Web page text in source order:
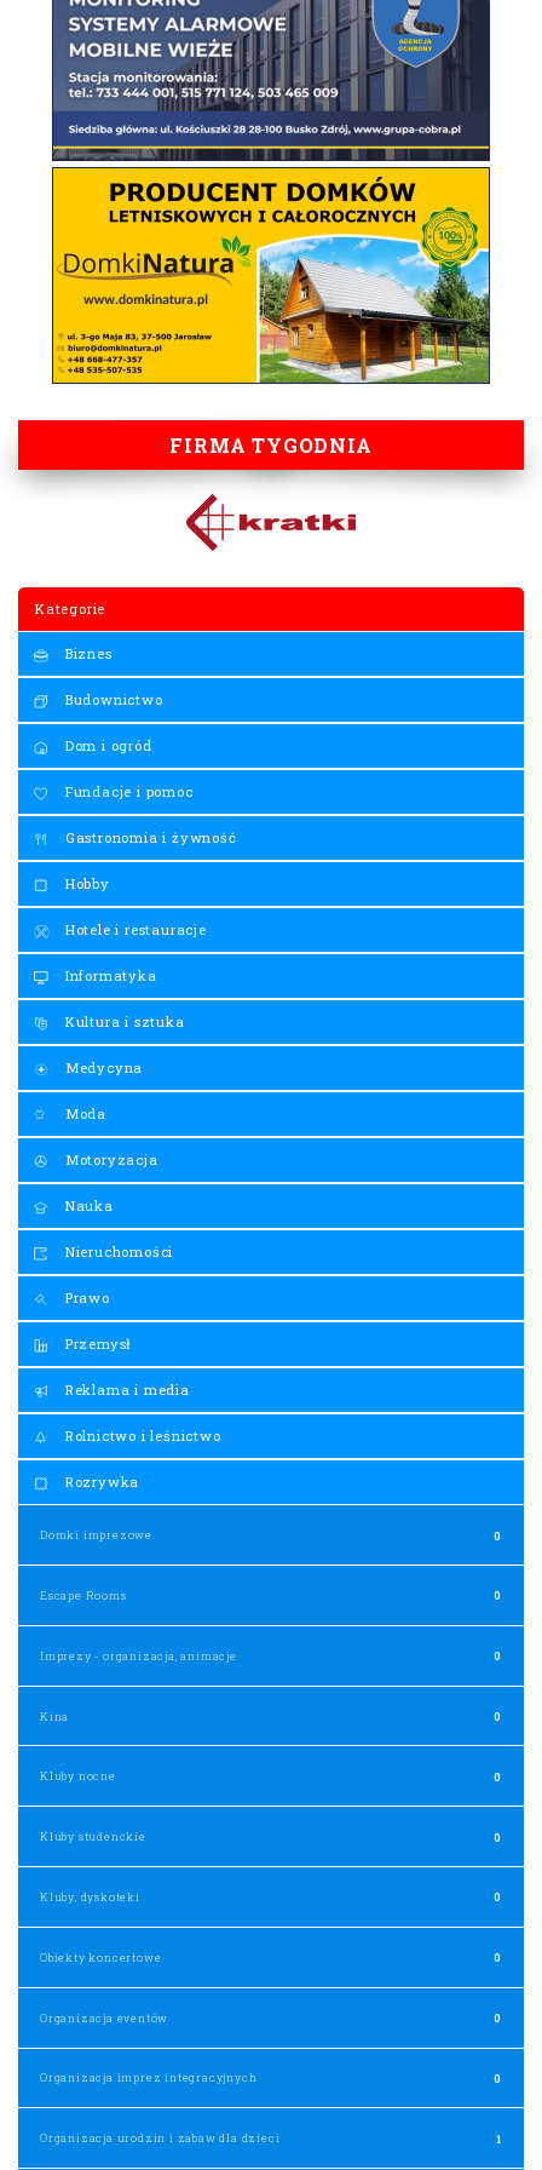
FIRMA TYGODNIA
Kategorie
Biznes
Budownictwo
Dom i ogród
Fundacje i pomoc
Gastronomia i żywność
Hobby
Hotele i restauracje
Informatyka
Kultura i sztuka
Medycyna
Moda
Motoryzacja
Nauka
Nieruchomości
Prawo
Przemysł
Reklama i media
Rolnictwo i leśnictwo
Rozrywka
Domki imprezowe 0
Escape Rooms 0
Imprezy - organizacja, animacje 0
Kina 0
Kluby nocne 0
Kluby studenckie 0
Kluby, dyskoteki 0
Obiekty koncertowe 0
Organizacja eventów 0
Organizacja imprez integracyjnych 0
Organizacja urodzin i zabaw dla dzieci 1